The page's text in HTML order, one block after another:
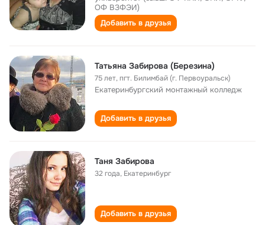
ОФ ВЗФЭИ)
Добавить в друзья
Татьяна Забирова (Березина)
75 лет,пгт. Билимбай (г. Первоуральск)
Екатеринбургский монтажный колледж
Добавить в друзья
Таня Забирова
32 года, Екатеринбург
Добавить в друзья